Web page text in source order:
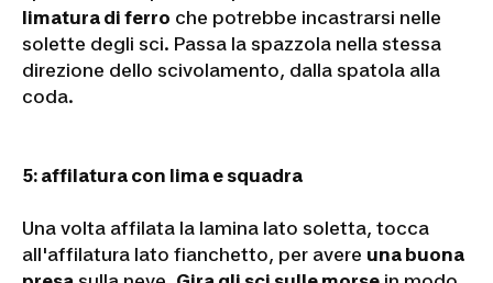
limatura di ferro che potrebbe incastrarsi nelle
solette degli sci. Passa la spazzola nella stessa
direzione dello scivolamento, dalla spatola alla
coda.
5: affilatura con lima e squadra
Una volta affilata la lamina lato soletta, tocca
all'affilatura lato fianchetto, per avere una buona